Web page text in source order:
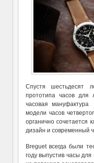
Спустя шестьдесят
прототипа часов для
часовая
модели часов
органично сочетается
дизайн и современный
Breguet всегда были
году выпустив часы